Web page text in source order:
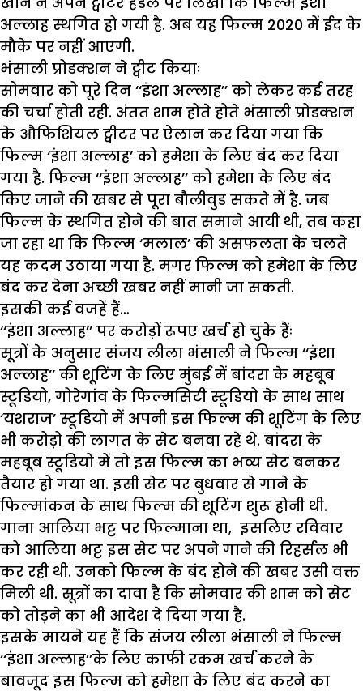
अल्लाह स्थगित हो गयी है. अब यह फिल्म 2020 में ईद के
मौके पर नहीं आएगी.
भंसाली प्रोडक्शन ने ट्वीट कियाः
सोमवार को पूरे दिन ‘‘इंशा अल्लाह’’ को लेकर कई तरह
की चर्चा होती रही. अंतत शाम होते होते भंसाली प्रोडक्शन
के औफिशियल ट्वीटर पर ऐलान कर दिया गया कि
फिल्म ‘इंशा अल्लाह’ को हमेशा के लिए बंद कर दिया
गया है. फिल्म ‘‘इंशा अल्लाह’’ को हमेशा के लिए बंद
किए जाने की खबर से पूरा बौलीवुड सकते में है. जब
फिल्म के स्थगित होने की बात समाने आयी थी, तब कहा
जा रहा था कि फिल्म ‘मलाल’ की असफलता के चलते
यह कदम उठाया गया है. मगर फिल्म को हमेशा के लिए
बंद कर देना अच्छी खबर नहीं मानी जा सकती.
इसकी कई वजहें हैं…
‘‘इंशा अल्लाह’’ पर करोड़ों रूपए खर्च हो चुके हैंः
सूत्रों के अनुसार संजय लीला भंसाली ने फिल्म ‘‘इंशा
अल्लाह’’ की शूटिंग के लिए मुंबई में बांदरा के महबूब
स्टूडियो, गोरेगांव के फिल्मसिटी स्टूडियो के साथ साथ
‘यशराज’ स्टूडियो में अपनी इस फिल्म की शूटिंग के लिए
भी करोड़ो की लागत के सेट बनवा रहे थे. बांदरा के
महबूब स्टूडियो में तो इस फिल्म का भव्य सेट बनकर
तैयार हो गया था. इसी सेट पर बुधवार से गाने के
फिल्मांकन के साथ फिल्म की शूटिंग शुरू होनी थी.
गाना आलिया भट्ट पर फिल्माना था, इसलिए रविवार
को आलिया भट्ट इस सेट पर अपने गाने की रिहर्सल भी
कर रही थी. उनको फिल्म के बंद होने की खबर उसी वक्त
मिली थी. सूत्रों का दावा है कि सोमवार की शाम को सेट
को तोड़ने का भी आदेश दे दिया गया है.
इसके मायने यह हैं कि संजय लीला भंसाली ने फिल्म
‘‘इंशा अल्लाह’’के लिए काफी रकम खर्च करने के
बावजूद इस फिल्म को हमेशा के लिए बंद करने का